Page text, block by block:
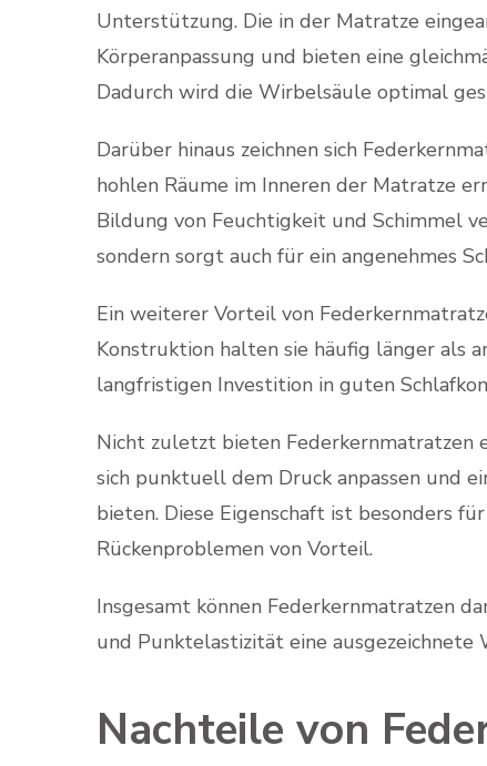
Unterstützung. Die in der Matratze
Körperanpassung und bieten eine
Dadurch wird die Wirbelsäule optimal
Darüber hinaus zeichnen sich
hohlen Räume im Inneren der Matratze
Bildung von Feuchtigkeit und Schimmel
sondern sorgt auch für ein angenehmes
Ein weiterer Vorteil von
Konstruktion halten sie häufig länger als
langfristigen Investition in guten
Nicht zuletzt bieten Federkernmatratzen
sich punktuell dem Druck anpassen und
bieten. Diese Eigenschaft ist besonders
Rückenproblemen von Vorteil.
Insgesamt können Federkernmatratzen
und Punktelastizität eine ausgezeichnete
Nachteile von